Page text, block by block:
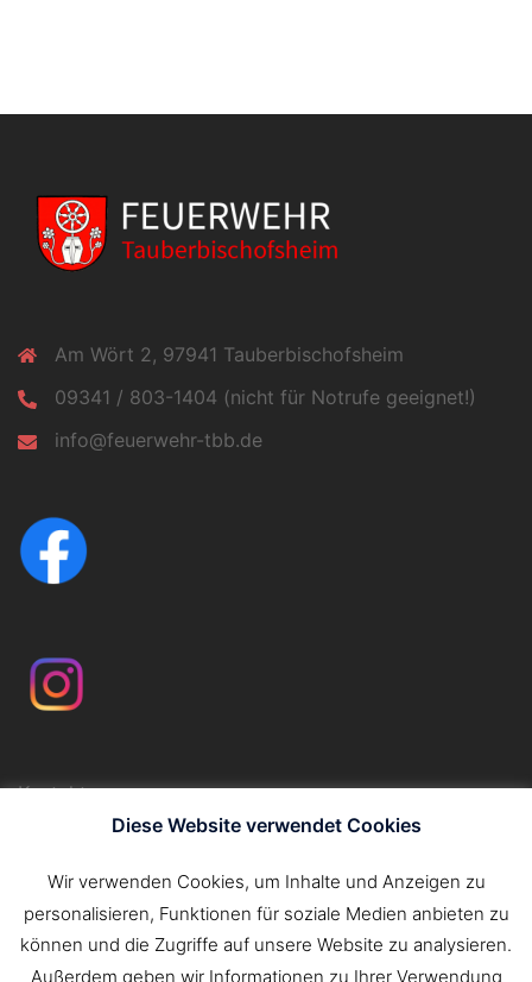
Am Wört 2, 97941 Tauberbischofsheim
09341 / 803-1404 (nicht für Notrufe geeignet!)
info@feuerwehr-tbb.de
Kontakt
Impressum
Suchen
nach:
Diese Website verwendet Cookies
Wir verwenden Cookies, um Inhalte und Anzeigen zu
personalisieren, Funktionen für soziale Medien anbieten zu
können und die Zugriffe auf unsere Website zu analysieren.
Außerdem geben wir Informationen zu Ihrer Verwendung